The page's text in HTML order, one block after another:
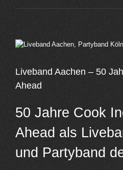
View
Liveband Aachen – 50
Ahead
50 Jahre Cook
Ahead als
und Partyband